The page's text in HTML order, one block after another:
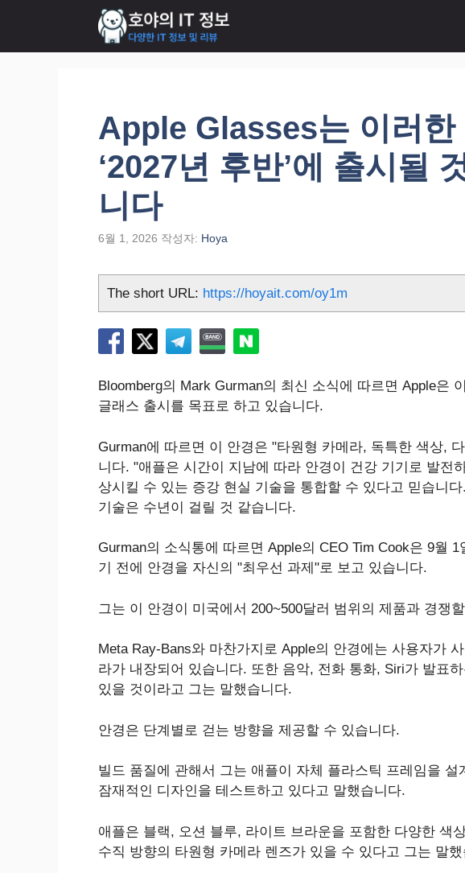
츠
Apple Glasses는 이러한
‘2027년 후반’에 출시될
니다
6월 1, 2026 작성자: Hoya
The short URL: https://hoyait.com/oy1m
Bloomberg의 Mark Gurman의 최신 소식에 따르면 Apple은
글래스 출시를 목표로 하고 있습니다.
Gurman에 따르면 이 안경은 "타원형 카메라, 독특한 색상,
니다. "애플은 시간이 지남에 따라 안경이 건강 기기로 발전
상시킬 수 있는 증강 현실 기술을 통합할 수 있다고 믿습니
기술은 수년이 걸릴 것 같습니다.
Gurman의 소식통에 따르면 Apple의 CEO Tim Cook은 9월 1
기 전에 안경을 자신의 "최우선 과제"로 보고 있습니다.
그는 이 안경이 미국에서 200~500달러 범위의 제품과 경쟁
Meta Ray-Bans와 마찬가지로 Apple의 안경에는 사용자가
라가 내장되어 있습니다. 또한 음악, 전화 통화, Siri가 발표
있을 것이라고 그는 말했습니다.
안경은 단계별로 걷는 방향을 제공할 수 있습니다.
빌드 품질에 관해서 그는 애플이 자체 플라스틱 프레임을 설
잠재적인 디자인을 테스트하고 있다고 말했습니다.
애플은 블랙, 오션 블루, 라이트 브라운을 포함한 다양한 색
수직 방향의 타원형 카메라 렌즈가 있을 수 있다고 그는 말